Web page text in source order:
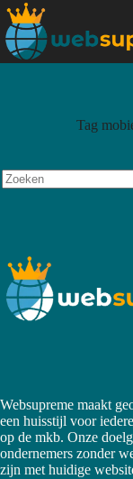
Tag
Websupreme maakt
een huisstijl voor
op de mkb. Onze
ondernemers zonder
zijn met huidige